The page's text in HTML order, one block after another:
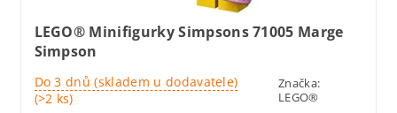
LEGO® Minifigurky Simpsons 71005 Marge
Simpson
Do 3 dnů (skladem u dodavatele)
(>2 ks)
Značka:
LEGO®